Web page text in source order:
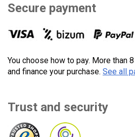
Secure payment
You choose how to pay. More than
and finance your purchase. See all
Trust and security